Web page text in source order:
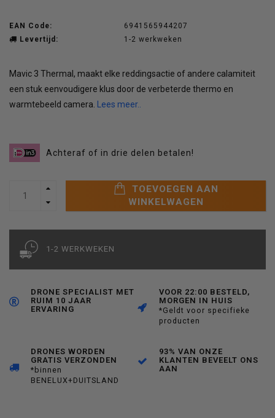
EAN Code:
6941565944207
Levertijd:
1-2 werkweken
Mavic 3 Thermal, maakt elke reddingsactie of andere calamiteit
een stuk eenvoudigere klus door de verbeterde thermo en
warmtebeeld camera. Lees meer..
Achteraf of in drie delen betalen!
TOEVOEGEN AAN
WINKELWAGEN
1-2 WERKWEKEN
DRONE SPECIALIST MET
RUIM 10 JAAR
ERVARING
VOOR 22:00 BESTELD,
MORGEN IN HUIS
*Geldt voor specifieke
producten
DRONES WORDEN
GRATIS VERZONDEN
*binnen
BENELUX+DUITSLAND
93% VAN ONZE
KLANTEN BEVEELT ONS
AAN